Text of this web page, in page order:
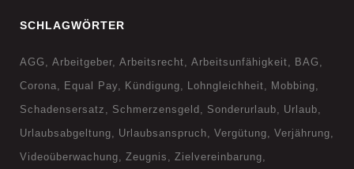
SCHLAGWÖRTER
AGG Arbeitgeber Arbeitsrecht Arbeitsunfähigkeit
BAG
Corona
Equal Pay Kündigung Lohngleichheit
Mobbing
Schadensersatz
Schmerzensgeld Sonderurlaub
Urlaub
Urlaubsabgeltung
Urlaubsanspruch Vergütung
Verjährung
Videoüberwachung
Zeugnis
Zielvereinbarung